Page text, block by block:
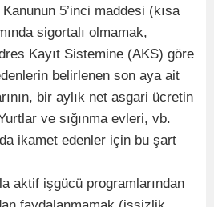
5’inci maddesi (kısa
sigortalı olmamak,
Kayıt Sistemine (AKS) göre
belirlenen son aya ait
bir aylık net asgari ücretin
ve sığınma evleri, vb.
ikamet edenler için bu şart
aktif işgücü programlarından